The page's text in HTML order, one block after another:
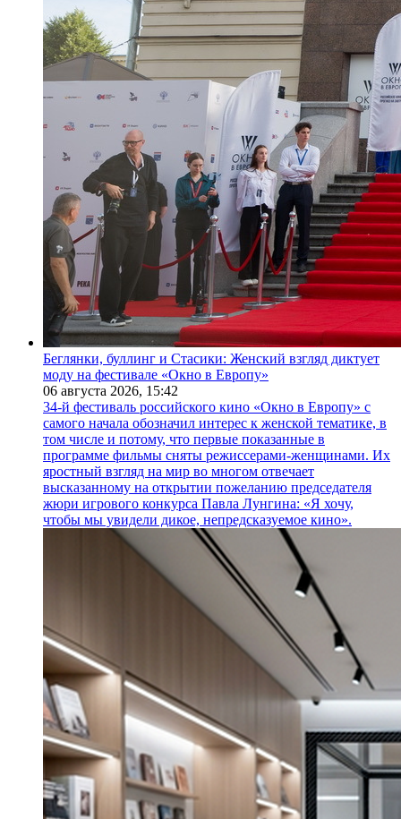
Беглянки, буллинг и Стасики: Женский взгляд диктует
моду на фестивале «Окно в Европу»
06 августа 2026, 15:42
34-й фестиваль российского кино «Окно в Европу» с
самого начала обозначил интерес к женской тематике, в
том числе и потому, что первые показанные в
программе фильмы сняты режиссерами-женщинами. Их
яростный взгляд на мир во многом отвечает
высказанному на открытии пожеланию председателя
жюри игрового конкурса Павла Лунгина: «Я хочу,
чтобы мы увидели дикое, непредсказуемое кино».